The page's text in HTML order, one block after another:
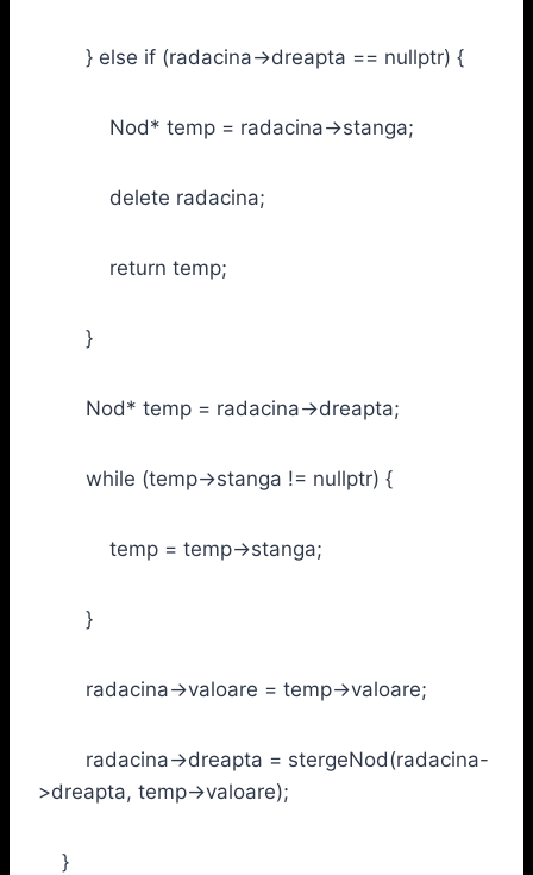
} else if (radacina->dreapta == nullptr) {
Nod* temp = radacina->stanga;
delete radacina;
return temp;
}
Nod* temp = radacina->dreapta;
while (temp->stanga != nullptr) {
temp = temp->stanga;
}
radacina->valoare = temp->valoare;
radacina->dreapta = stergeNod(radacina-
>dreapta, temp->valoare);
}